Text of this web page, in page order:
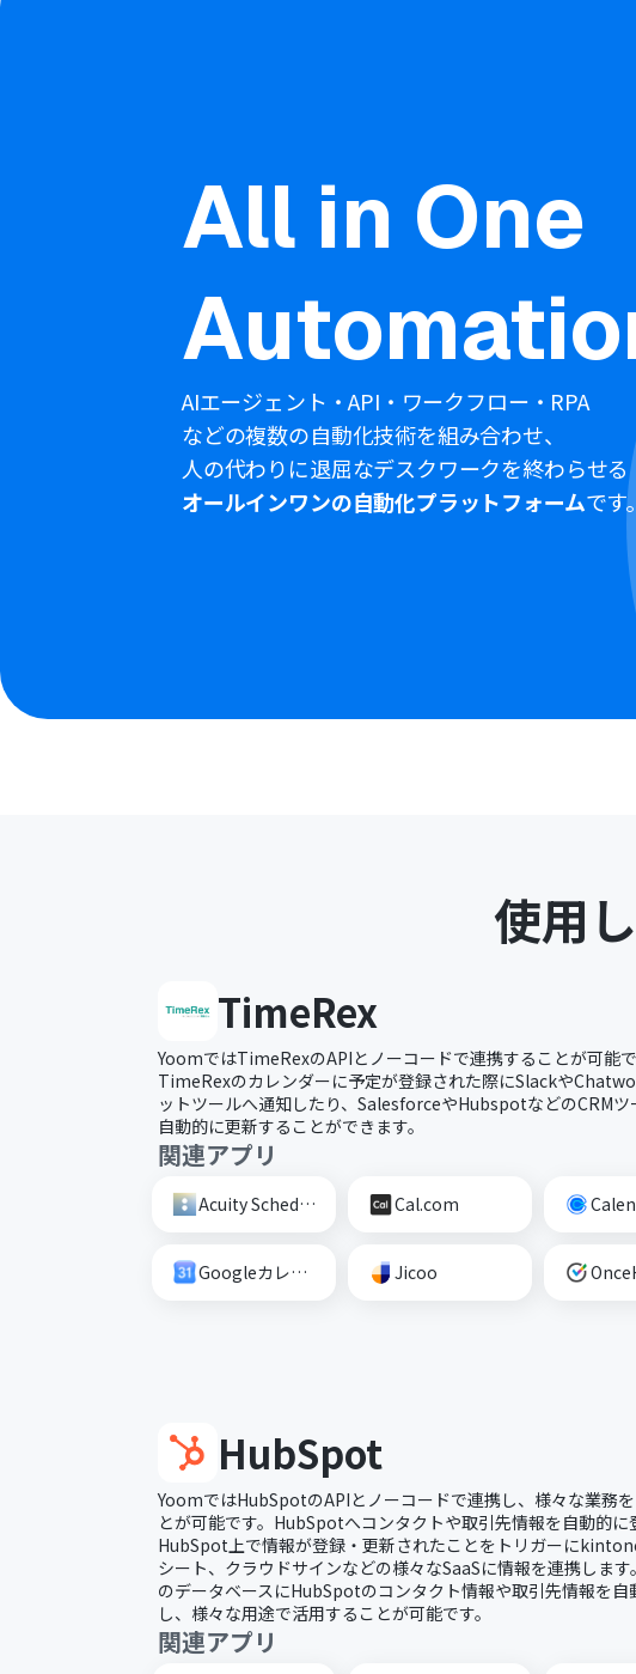
All in One
AIエージェント・API・ワークフロー・RPA
などの複数の自動化技術を組み合わせ、
人の代わりに退屈なデスクワークを終わらせる
オールインワンの自動化プラットフォームです。
使用
TimeRex
YoomではTimeRexのAPIとノーコードで連携することが可能で
TimeRexのカレンダーに予定が登録された際にSlackや
ットツールへ通知したり、SalesforceやHubspotなどのCRMツ
自動的に更新することができます。
関連アプリ
Acuity Scheduling Cal.com
Googleカレンダー Jicoo
HubSpot
YoomではHubSpotのAPIとノーコードで連携し、様々な業務
とが可能です。HubSpotへコンタクトや取引先情報を自動的に
HubSpot上で情報が登録・更新されたことをトリガーに
シート、クラウドサインなどの様々なSaaSに情報を連携しま
のデータベースにHubSpotのコンタクト情報や取引先情報を自
し、様々な用途で活用することが可能です。
関連アプリ